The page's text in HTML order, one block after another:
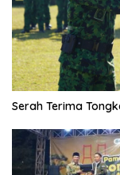
Serah Terima